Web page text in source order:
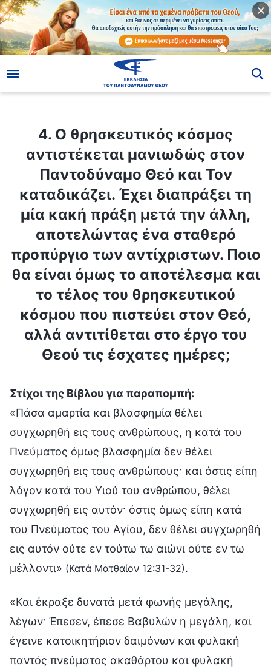
4. Ο θρησκευτικός κόσμος
αντιστέκεται μανιωδώς στον
Παντοδύναμο Θεό και Τον
καταδικάζει. Έχει διαπράξει τη
μία κακή πράξη μετά την άλλη,
αποτελώντας ένα σταθερό
προπύργιο των αντίχριστων. Ποιο
θα είναι όμως το αποτέλεσμα και
το τέλος του θρησκευτικού
κόσμου που πιστεύει στον Θεό,
αλλά αντιτίθεται στο έργο του
Θεού τις έσχατες ημέρες;
Στίχοι της Βίβλου για παραπομπή:
«Πάσα αμαρτία και βλασφημία θέλει
συγχωρηθή εις τους ανθρώπους, η κατά του
Πνεύματος όμως βλασφημία δεν θέλει
συγχωρηθή εις τους ανθρώπους· και όστις είπη
λόγον κατά του Υιού του ανθρώπου, θέλει
συγχωρηθή εις αυτόν· όστις όμως είπη κατά
του Πνεύματος του Αγίου, δεν θέλει συγχωρηθή
εις αυτόν ούτε εν τούτω τω αιώνι ούτε εν τω
μέλλοντι» (Κατά Ματθαίον 12:31-32).
«Και έκραξε δυνατά μετά φωνής μεγάλης,
λέγων· Έπεσεν, έπεσε Βαβυλών η μεγάλη, και
έγεινε κατοικητήριον δαιμόνων και φυλακή
παντός πνεύματος ακαθάρτου και φυλακή